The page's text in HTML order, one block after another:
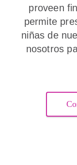
proveen
permite
niñas de
nosotros